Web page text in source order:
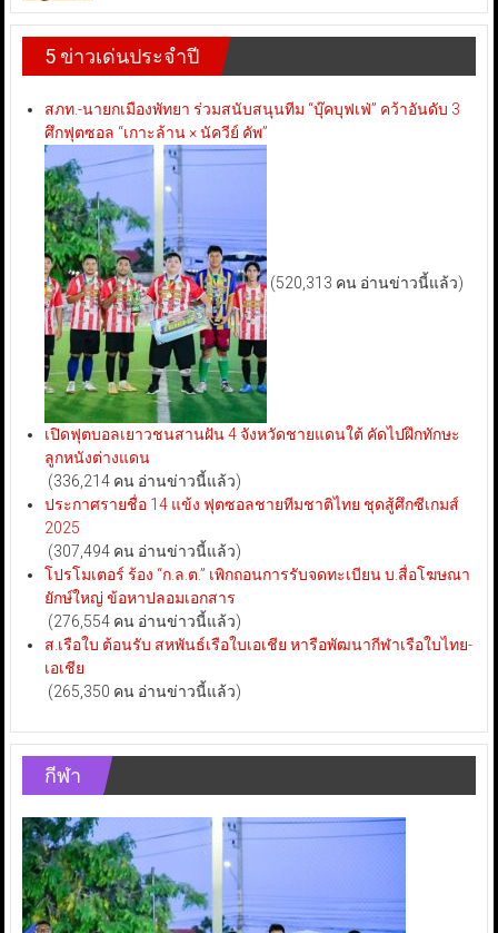
5 ข่าวเด่นประจำปี
สภท.-นายกเมืองพัทยา ร่วมสนับสนุนทีม “บุ๊คบุฟเฟ่” คว้าอันดับ 3
ศึกฟุตซอล “เกาะล้าน × นัควีย์ คัพ”
(520,313 คน อ่านข่าวนี้แล้ว)
เปิดฟุตบอลเยาวชนสานฝัน 4 จังหวัดชายแดนใต้ คัดไปฝึกทักษะ
ลูกหนังต่างแดน
(336,214 คน อ่านข่าวนี้แล้ว)
ประกาศรายชื่อ 14 แข้ง ฟุตซอลชายทีมชาติไทย ชุดสู้ศึกซีเกมส์
2025
(307,494 คน อ่านข่าวนี้แล้ว)
โปรโมเตอร์ ร้อง “ก.ล.ต.” เพิกถอนการรับจดทะเบียน บ.สื่อโฆษณา
ยักษ์ใหญ่ ข้อหาปลอมเอกสาร
(276,554 คน อ่านข่าวนี้แล้ว)
ส.เรือใบ ต้อนรับ สหพันธ์เรือใบเอเชีย หารือพัฒนากีฬาเรือใบไทย-
เอเชีย
(265,350 คน อ่านข่าวนี้แล้ว)
กีฬา